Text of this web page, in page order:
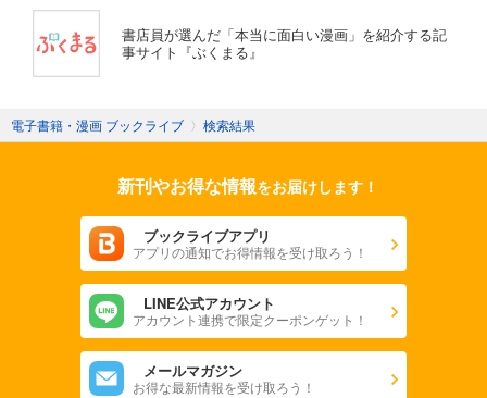
書店員が選んだ「本当に面白い漫画」を紹介する記
事サイト『ぶくまる』
電子書籍・漫画 ブックライブ 〉 検索結果
新刊やお得な情報をお届けします！
ブックライブアプリ
アプリの通知でお得情報を受け取ろう！
LINE公式アカウント
アカウント連携で限定クーポンゲット！
メールマガジン
お得な最新情報を受け取ろう！